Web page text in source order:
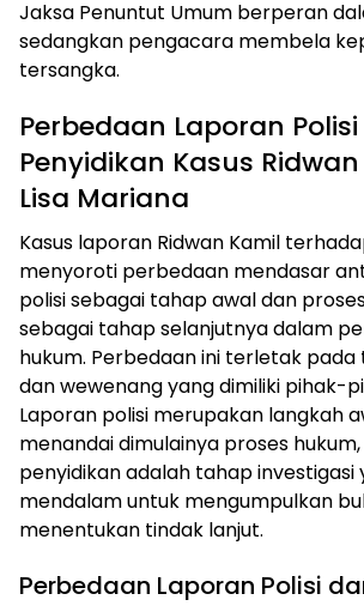
Jaksa Penuntut Umum berperan
sedangkan pengacara membela
tersangka.
Perbedaan Laporan
Penyidikan Kasus
Lisa Mariana
Kasus laporan Ridwan Kamil
menyoroti perbedaan mendasar
polisi sebagai tahap awal dan
sebagai tahap selanjutnya dalam
hukum. Perbedaan ini terletak pada
dan wewenang yang dimiliki pihak-
Laporan polisi merupakan langkah
menandai dimulainya proses
penyidikan adalah tahap investigasi
mendalam untuk mengumpulkan
menentukan tindak lanjut.
Perbedaan Laporan Polisi